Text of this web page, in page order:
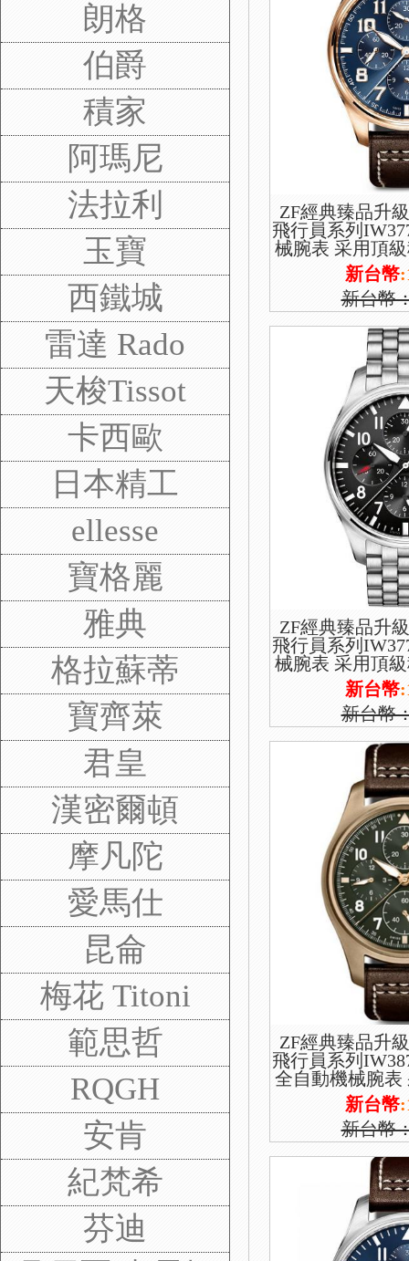
朗格
伯爵
積家
阿瑪尼
法拉利
玉寶
西鐵城
雷達 Rado
天梭Tissot
卡西歐
日本精工
ellesse
寶格麗
雅典
格拉蘇蒂
寶齊萊
君皇
漢密爾頓
摩凡陀
愛馬仕
昆侖
梅花 Titoni
範思哲
RQGH
安肯
紀梵希
芬迪
ZF經典臻品升
飛行員系列
械腕表 采用頂
版本 功能雙日
新台幣
新台幣
ZF經典臻品升
飛行員系列
械腕表 采用頂
版本 功能雙日
新台幣
新台幣
ZF經典臻品升
飛行員系列
全自動機械腕表
7750機芯版本
時跑
新台幣
新台幣